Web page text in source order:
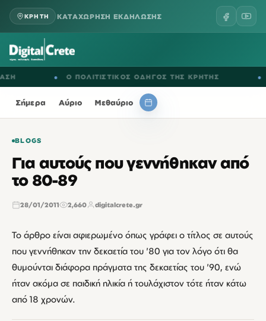
ΚΡΗΤΗ ΚΑΤΑΧΩΡΗΣΗ ΕΚΔΗΛΩΣΗΣ
Ο ΠΟΛΙΤΙΣΤΙΚΟΣ ΟΔΗΓΟΣ ΤΗΣ ΚΡΗΤΗΣ
Σήμερα Αύριο Μεθαύριο
BLOGS
Για αυτούς που γεννήθηκαν από
το 80-89
28/01/2011 2,660 digitalcrete.gr
Το άρθρο είναι αφιερωμένο όπως γράφει ο τίτλος σε αυτούς
που γεννήθηκαν την δεκαετία του '80 για τον λόγο ότι θα
θυμούνται διάφορα πράγματα της δεκαετίας του '90, ενώ
ήταν ακόμα σε παιδική ηλικία ή τουλάχιστον τότε ήταν κάτω
από 18 χρονών.